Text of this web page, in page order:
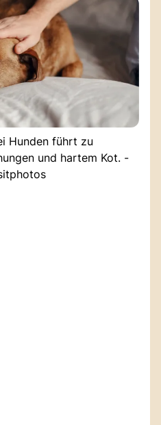
Hunden führt zu
und hartem Kot. -